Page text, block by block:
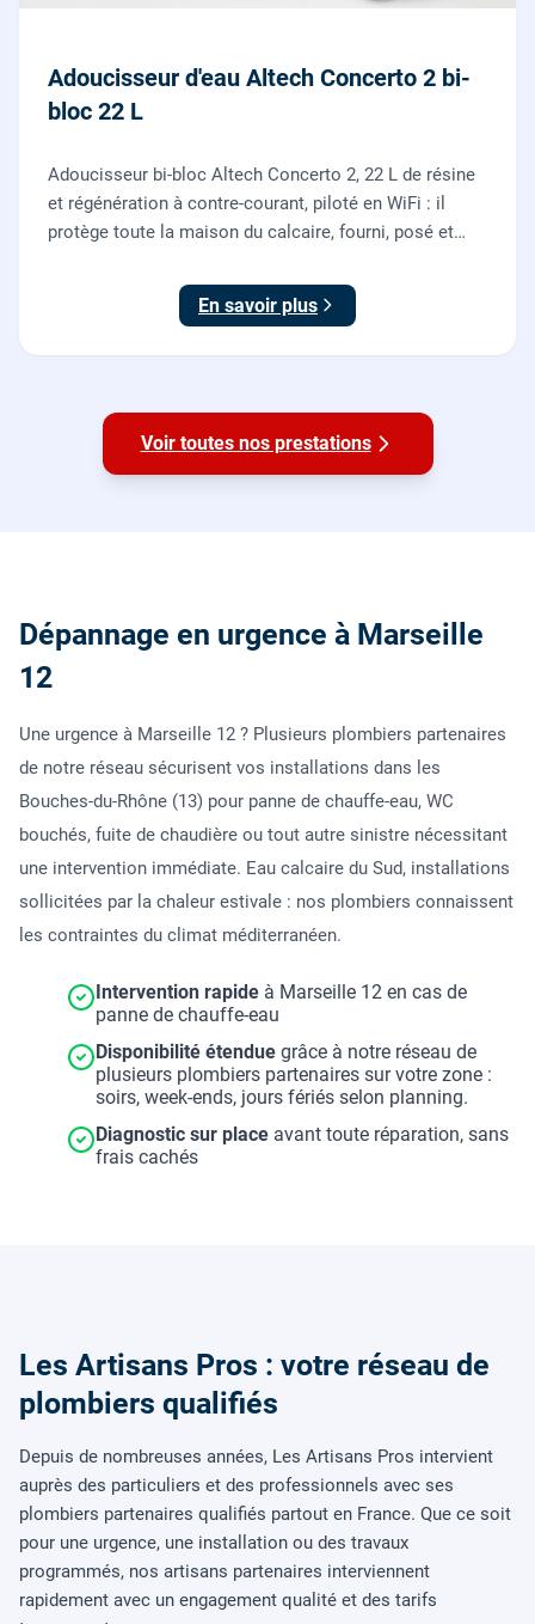
Adoucisseur d'eau Altech Concerto 2 bi-
bloc 22 L
Adoucisseur bi-bloc Altech Concerto 2, 22 L de résine
et régénération à contre-courant, piloté en WiFi : il
protège toute la maison du calcaire, fourni, posé et
En savoir plus
Voir toutes nos prestations
Dépannage en urgence à Marseille
12
Une urgence à Marseille 12 ? Plusieurs plombiers partenaires
de notre réseau sécurisent vos installations dans les
Bouches-du-Rhône (13) pour panne de chauffe-eau, WC
bouchés, fuite de chaudière ou tout autre sinistre nécessitant
une intervention immédiate. Eau calcaire du Sud, installations
sollicitées par la chaleur estivale : nos plombiers connaissent
les contraintes du climat méditerranéen.
Intervention rapide à Marseille 12 en cas de
panne de chauffe-eau
Disponibilité étendue grâce à notre réseau de
plusieurs plombiers partenaires sur votre zone :
soirs, week-ends, jours fériés selon planning.
Diagnostic sur place avant toute réparation, sans
frais cachés
Les Artisans Pros : votre réseau de
plombiers qualifiés
Depuis de nombreuses années, Les Artisans Pros intervient
auprès des particuliers et des professionnels avec ses
plombiers partenaires qualifiés partout en France. Que ce soit
pour une urgence, une installation ou des travaux
programmés, nos artisans partenaires interviennent
rapidement avec un engagement qualité et des tarifs